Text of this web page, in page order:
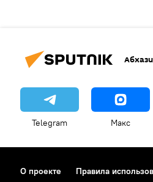
Telegram Макс
О проекте Правила